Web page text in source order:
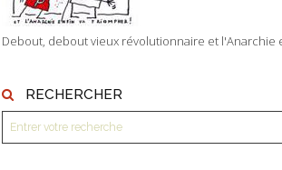
Debout, debout vieux révolutionnaire et l'Anarchie
RECHERCHER